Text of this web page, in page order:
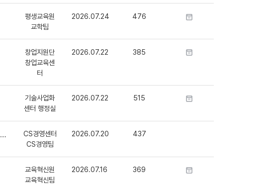
평생교육원
교학팀
2026.07.24 476
창업지원단
창업교육센
터
2026.07.22 385
기술사업화
센터 행정실
2026.07.22 515
CS경영센터
CS경영팀
2026.07.20 437
교육혁신원
교육혁신팀
2026.07.16 369